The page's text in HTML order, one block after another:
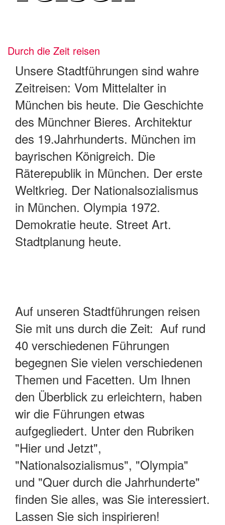
Durch die Zeit reisen
Unsere Stadtführungen sind wahre
Zeitreisen: Vom Mittelalter in
München bis heute. Die Geschichte
des Münchner Bieres. Architektur
des 19.Jahrhunderts. München im
bayrischen Königreich. Die
Räterepublik in München. Der erste
Weltkrieg. Der Nationalsozialismus
in München. Olympia 1972.
Demokratie heute. Street Art.
Stadtplanung heute.
Auf unseren Stadtführungen reisen
Sie mit uns durch die Zeit: Auf rund
40 verschiedenen Führungen
begegnen Sie vielen verschiedenen
Themen und Facetten. Um Ihnen
den Überblick zu erleichtern, haben
wir die Führungen etwas
aufgegliedert. Unter den Rubriken
"Hier und Jetzt",
"Nationalsozialismus", "Olympia"
und "Quer durch die Jahrhunderte"
finden Sie alles, was Sie interessiert.
Lassen Sie sich inspirieren!